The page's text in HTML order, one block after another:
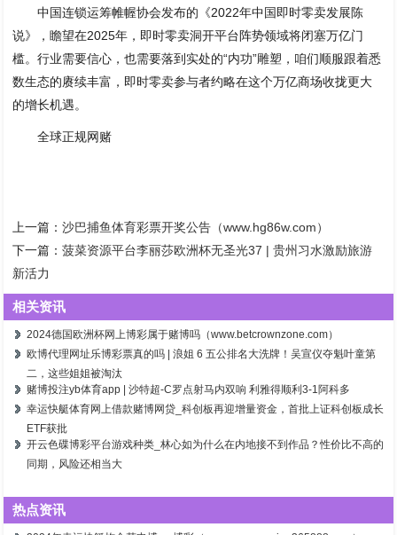
中国连锁运筹帷幄协会发布的《2022年中国即时零卖发展陈
说》，瞻望在2025年，即时零卖洞开平台阵势领域将闭塞万亿门
槛。行业需要信心，也需要落到实处的“内功”雕塑，咱们顺服跟着悉
数生态的赓续丰富，即时零卖参与者约略在这个万亿商场收拢更大
的增长机遇。
全球正规网赌
上一篇：沙巴捕鱼体育彩票开奖公告（www.hg86w.com）
下一篇：菠菜资源平台李丽莎欧洲杯无圣光37 | 贵州习水激励旅游
新活力
相关资讯
2024德国欧洲杯网上博彩属于赌博吗（www.betcrownzone.com）
欧博代理网址乐博彩票真的吗 | 浪姐 6 五公排名大洗牌！吴宣仪夺魁叶童第
二，这些姐姐被淘汰
赌博投注yb体育app | 沙特超-C罗点射马内双响 利雅得顺利3-1阿科多
幸运快艇体育网上借款赌博网贷_科创板再迎增量资金，首批上证科创板成长
ETF获批
开云色碟博彩平台游戏种类_林心如为什么在内地接不到作品？性价比不高的
同期，风险还相当大
热点资讯